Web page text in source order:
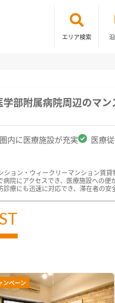
エリア検索
部附属病院周辺のマ
内に医療施設が充実 医療
ョン・ウィークリーマンション賃
院にアクセスでき、医療施設への
療にも迅速に対応でき、滞在者の安
ンペーン